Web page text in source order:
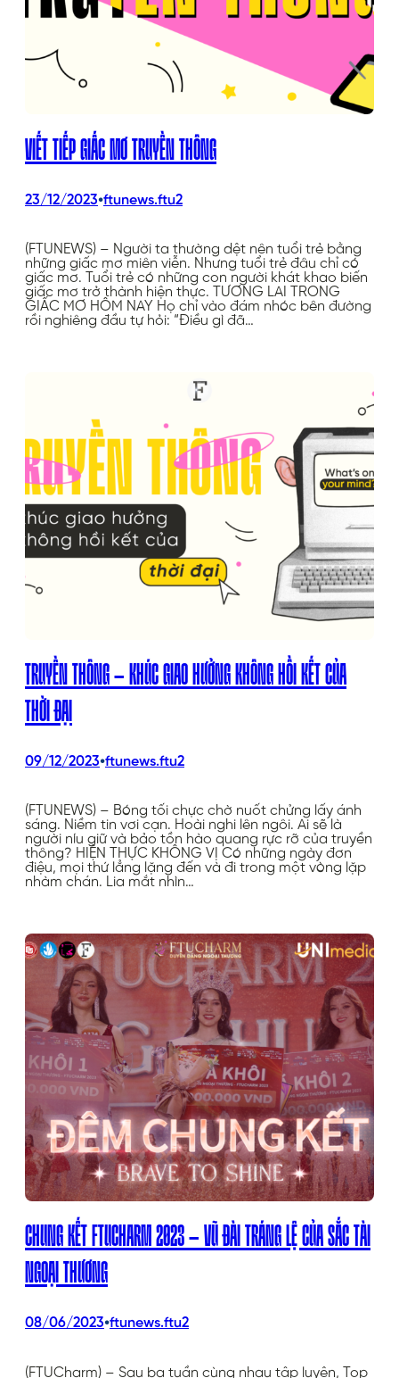
VIẾT TIẾP GIẤC MƠ TRUYỀN THÔNG
23/12/2023•ftunews.ftu2
(FTUNEWS) – Người ta thường dệt nên tuổi trẻ bằng
những giấc mơ miên viễn. Nhưng tuổi trẻ đâu chỉ có
giấc mơ. Tuổi trẻ có những con người khát khao biến
giấc mơ trở thành hiện thực. TƯƠNG LAI TRONG
GIẤC MƠ HÔM NAY Họ chỉ vào đám nhóc bên đường
rồi nghiêng đầu tự hỏi: “Điều gì đã…
TRUYỀN THÔNG – KHÚC GIAO HƯỞNG KHÔNG HỒI KẾT CỦA
THỜI ĐẠI
09/12/2023•ftunews.ftu2
(FTUNEWS) – Bóng tối chực chờ nuốt chửng lấy ánh
sáng. Niềm tin vơi cạn. Hoài nghi lên ngôi. Ai sẽ là
người níu giữ và bảo tồn hào quang rực rỡ của truyền
thông? HIỆN THỰC KHÔNG VỊ Có những ngày đơn
điệu, mọi thứ lẳng lặng đến và đi trong một vòng lặp
nhàm chán. Lia mắt nhìn…
CHUNG KẾT FTUCHARM 2023 – VŨ ĐÀI TRÁNG LỆ CỦA SẮC TÀI
NGOẠI THƯƠNG
08/06/2023•ftunews.ftu2
(FTUCharm) – Sau ba tuần cùng nhau tập luyện, Top